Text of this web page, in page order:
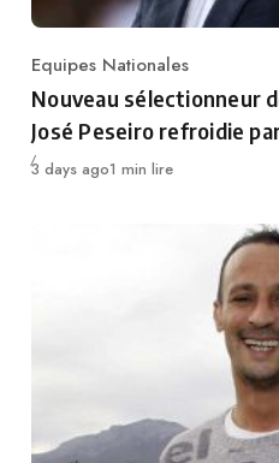
Category
Equipes Nationales
Nouveau sélectionneur
José Peseiro refroidie
Publié
3 days ago1 min lire